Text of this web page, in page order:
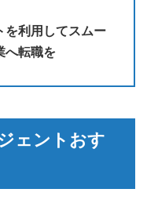
を利用してスムー
へ転職を
ェントおす